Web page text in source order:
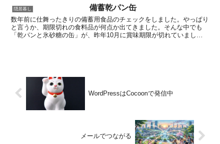
隠居暮し 備蓄乾パン缶
数年前に仕舞ったきりの備蓄用食品のチェックをしました。やっぱり
と言うか、期限切れの食料品が何点か出てきました。そんな中でも
「乾パンと氷砂糖の缶」が、昨年10月に賞味期限が切れていまし
WordPressはCocoonで発信中
メールでつながる